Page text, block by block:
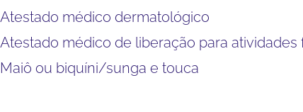
Atestado médico dermatológico
Atestado médico de liberação para
Maiô ou biquíni/sunga e touca